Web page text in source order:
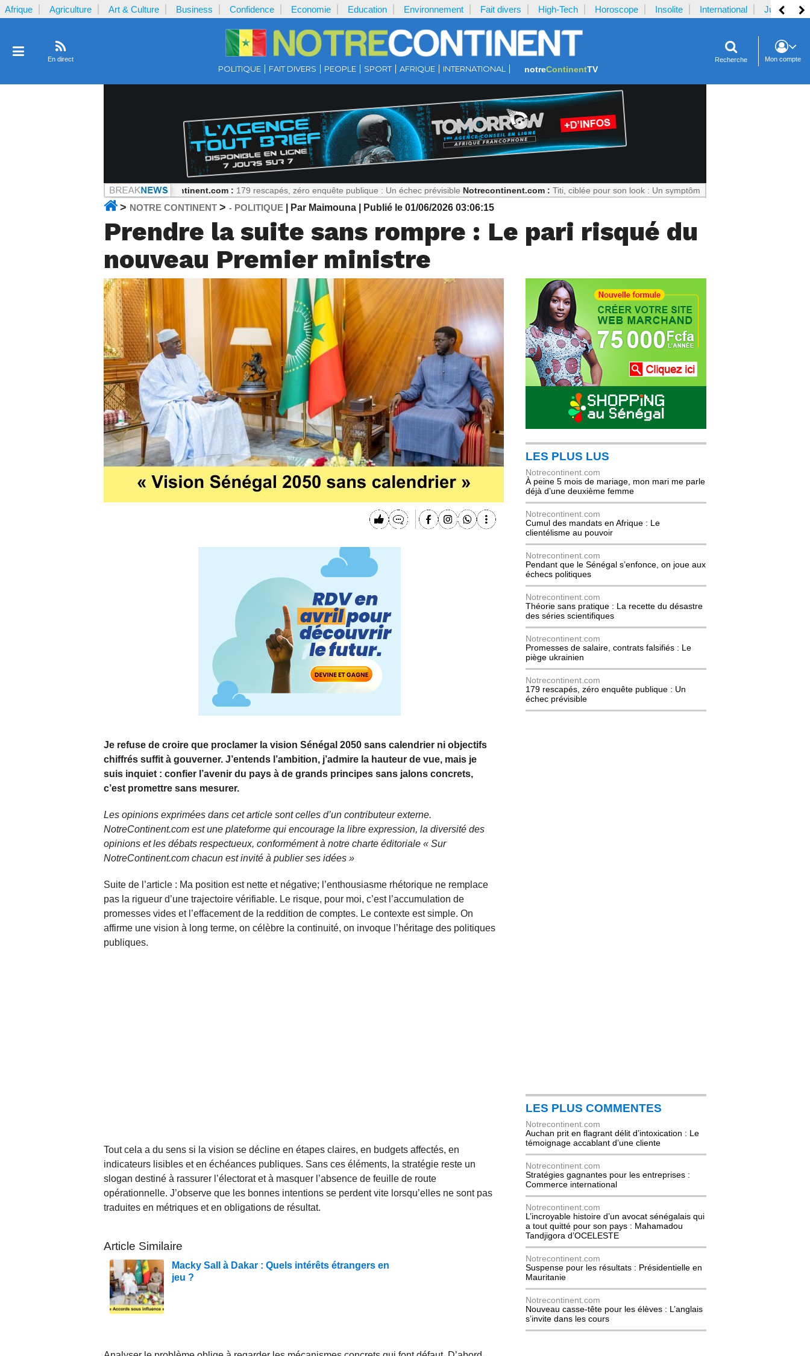
Afrique Agriculture Art & Culture Business Confidence Economie Education Environnement Fait divers High-Tech Horoscope Insolite International Justice
En direct
POLITIQUE FAIT DIVERS PEOPLE SPORT AFRIQUE INTERNATIONAL notreContinentTV
Recherche Mon compte
Notrecontinent.com : 179 rescapés, zéro enquête publique : Un échec prévisible Notrecontinent.com : Titi, ciblée pour son look : Un symptôme culturel inquiétant
> NOTRE CONTINENT > - POLITIQUE | Par Maimouna | Publié le 01/06/2026 03:06:15
Prendre la suite sans rompre : Le pari risqué du
nouveau Premier ministre
Je refuse de croire que proclamer la vision Sénégal 2050 sans calendrier ni objectifs
chiffrés suffit à gouverner. J’entends l’ambition, j’admire la hauteur de vue, mais je
suis inquiet : confier l’avenir du pays à de grands principes sans jalons concrets,
c’est promettre sans mesurer.
Les opinions exprimées dans cet article sont celles d’un contributeur externe.
NotreContinent.com est une plateforme qui encourage la libre expression, la diversité des
opinions et les débats respectueux, conformément à notre charte éditoriale « Sur
NotreContinent.com chacun est invité à publier ses idées »
Suite de l’article : Ma position est nette et négative; l’enthousiasme rhétorique ne remplace
pas la rigueur d’une trajectoire vérifiable. Le risque, pour moi, c’est l’accumulation de
promesses vides et l’effacement de la reddition de comptes. Le contexte est simple. On
affirme une vision à long terme, on célèbre la continuité, on invoque l’héritage des politiques
publiques.
Tout cela a du sens si la vision se décline en étapes claires, en budgets affectés, en
indicateurs lisibles et en échéances publiques. Sans ces éléments, la stratégie reste un
slogan destiné à rassurer l’électorat et à masquer l’absence de feuille de route
opérationnelle. J’observe que les bonnes intentions se perdent vite lorsqu’elles ne sont pas
traduites en métriques et en obligations de résultat.
Article Similaire
Macky Sall à Dakar : Quels intérêts étrangers en
jeu ?
LES PLUS LUS
Notrecontinent.com
À peine 5 mois de mariage, mon mari me parle
déjà d’une deuxième femme
Notrecontinent.com
Cumul des mandats en Afrique : Le
clientélisme au pouvoir
Notrecontinent.com
Pendant que le Sénégal s’enfonce, on joue aux
échecs politiques
Notrecontinent.com
Théorie sans pratique : La recette du désastre
des séries scientifiques
Notrecontinent.com
Promesses de salaire, contrats falsifiés : Le
piège ukrainien
Notrecontinent.com
179 rescapés, zéro enquête publique : Un
échec prévisible
LES PLUS COMMENTES
Notrecontinent.com
Auchan prit en flagrant délit d’intoxication : Le
témoignage accablant d’une cliente
Notrecontinent.com
Stratégies gagnantes pour les entreprises :
Commerce international
Notrecontinent.com
L’incroyable histoire d’un avocat sénégalais qui
a tout quitté pour son pays : Mahamadou
Tandjigora d’OCELESTE
Notrecontinent.com
Suspense pour les résultats : Présidentielle en
Mauritanie
Notrecontinent.com
Nouveau casse-tête pour les élèves : L’anglais
s’invite dans les cours